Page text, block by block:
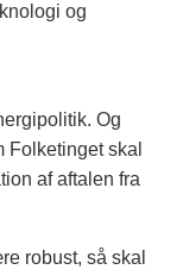
og
Og
Folketinget skal
af aftalen fra
robust, så skal